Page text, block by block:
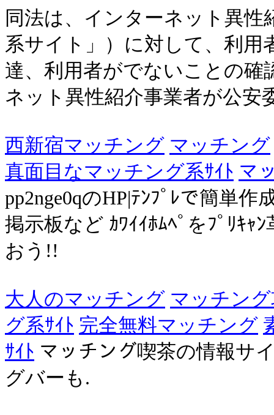
同法は、インターネット異
系サイト」）に対して、利用
達、利用者がでないことの
ネット異性紹介事業者が公安
西新宿マッチング マッチング
真面目なマッチング系ｻｲﾄ マ
pp2nge0qのHP|ﾃﾝﾌﾟﾚで簡単作
掲示板など ｶﾜｲｲﾎﾑﾍﾟをﾌﾟﾘｷｬ
おう!!
大人のマッチング マッチン
グ系ｻｲﾄ 完全無料マッチング
ｻｲﾄ マッチング喫茶の情報サ
グバーも.